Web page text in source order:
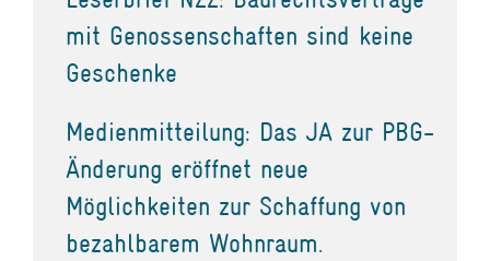
mit Genossenschaften sind keine
Geschenke
Medienmitteilung: Das JA zur PBG-
Änderung eröffnet neue
Möglichkeiten zur Schaffung von
bezahlbarem Wohnraum.